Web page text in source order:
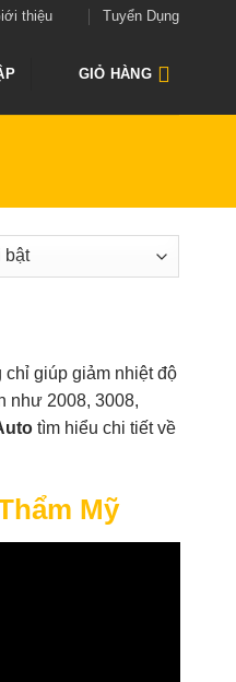
thiệu Tuyển Dụng
GIỎ HÀNG
giúp giảm nhiệt độ
như 2008, 3008,
tìm hiểu chi tiết về
Mỹ